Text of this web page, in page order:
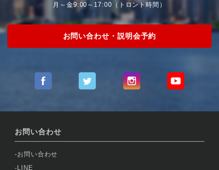
月～金9:00～17:00（トロント時間）
お問い合わせ・説明会予約
お問い合わせ
お問い合わせ
LINE